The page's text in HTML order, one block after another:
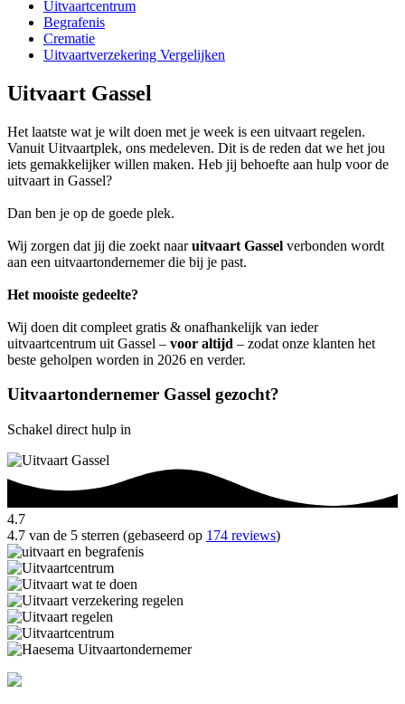
Uitvaartcentrum
Begrafenis
Crematie
Uitvaartverzekering Vergelijken
Uitvaart Gassel
Het laatste wat je wilt doen met je week is een uitvaart regelen.
Vanuit Uitvaartplek, ons medeleven. Dit is de reden dat we het jou
iets gemakkelijker willen maken. Heb jij behoefte aan hulp voor de
uitvaart in Gassel?
Dan ben je op de goede plek.
Wij zorgen dat jij die zoekt naaruitvaart Gassel verbonden wordt
aan een uitvaartondernemer die bij je past.
Het mooiste gedeelte?
Wij doen dit compleet gratis & onafhankelijk van ieder
uitvaartcentrum uit Gassel – voor altijd – zodat onze klanten het
beste geholpen worden in 2026 en verder.
Uitvaartondernemer Gassel gezocht?
Schakel direct hulp in
4.7
4.7 van de 5 sterren (gebaseerd op 174 reviews)